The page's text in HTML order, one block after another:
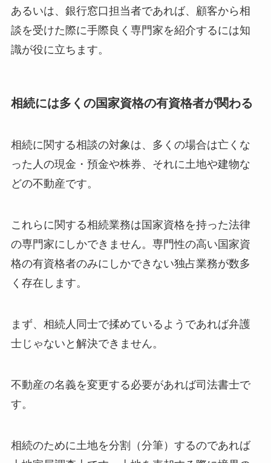
あるいは、銀行窓口担当者であれば、顧客から相
談を受けた際に手際良く専門家を紹介するには知
識が役に立ちます。
相続には多くの国家資格の有資格者が関わる
相続に関する相談の対象は、多くの場合は亡くな
った人の現金・預金や株券、それに土地や建物な
どの不動産です。
これらに関する相続業務は国家資格を持った法律
の専門家にしかできません。専門性の高い国家資
格の有資格者のみにしかできない独占業務が数多
く存在します。
まず、相続人同士で揉めているようであれば弁護
士じゃないと解決できません。
不動産の名義を変更する必要があれば司法書士で
す。
相続のために土地を分割（分筆）するのであれば